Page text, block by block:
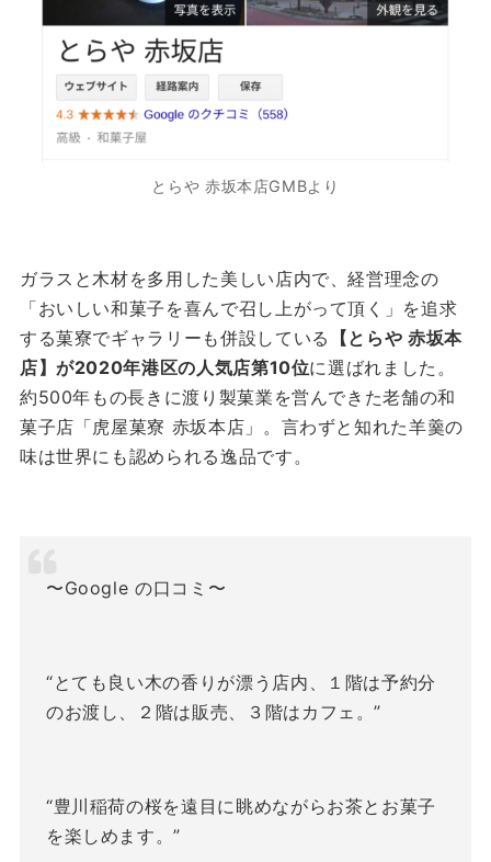
とらや 赤坂本店GMBより
ガラスと木材を多用した美しい店内で、経営理念の
「おいしい和菓子を喜んで召し上がって頂く」を追求
する菓寮でギャラリーも併設している
【とらや 赤坂本
店】が2020年港区の人気店第10位に選ばれました。
約500年もの長きに渡り製菓業を営んできた老舗の和
菓子店「虎屋菓寮 赤坂本店」。言わずと知れた羊羹の
味は世界にも認められる逸品です。
〜Google の口コミ〜
“とても良い木の香りが漂う店内、１階は予約分
のお渡し、２階は販売、３階はカフェ。”
“豊川稲荷の桜を遠目に眺めながらお茶とお菓子
を楽しめます。”